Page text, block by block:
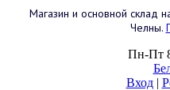
Магазин и основной склад
Челны.
Пн-Пт
Вход|